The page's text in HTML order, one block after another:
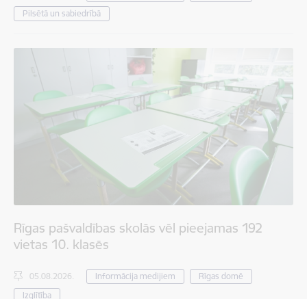
Pilsētā un sabiedrībā
Rīgas pašvaldības skolās vēl pieejamas 192
vietas 10. klasēs
05.08.2026. Informācija medijiem
Rīgas domē
Izglītība